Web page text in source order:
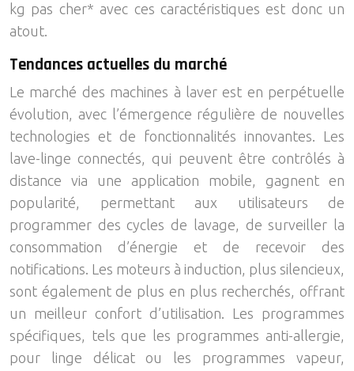
kg pas cher* avec ces caractéristiques est donc un
atout.
Tendances actuelles du marché
Le marché des machines à laver est en perpétuelle
évolution, avec l’émergence régulière de nouvelles
technologies et de fonctionnalités innovantes. Les
lave-linge connectés, qui peuvent être contrôlés à
distance via une application mobile, gagnent en
popularité, permettant aux utilisateurs de
programmer des cycles de lavage, de surveiller la
consommation d’énergie et de recevoir des
notifications. Les moteurs à induction, plus silencieux,
sont également de plus en plus recherchés, offrant
un meilleur confort d’utilisation. Les programmes
spécifiques, tels que les programmes anti-allergie,
pour linge délicat ou les programmes vapeur,